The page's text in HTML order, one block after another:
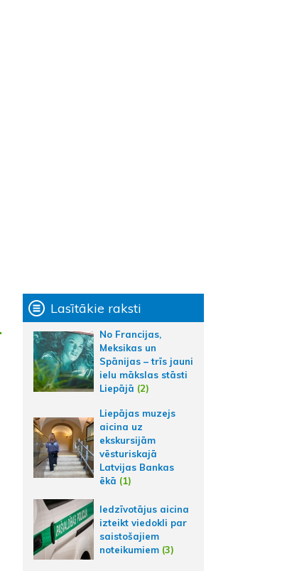
Lasītākie raksti
No Francijas,
Meksikas un
Spānijas – trīs jauni
ielu mākslas stāsti
Liepājā (2)
Liepājas muzejs
aicina uz
ekskursijām
vēsturiskajā
Latvijas Bankas
ēkā (1)
Iedzīvotājus aicina
izteikt viedokli par
saistošajiem
noteikumiem (3)